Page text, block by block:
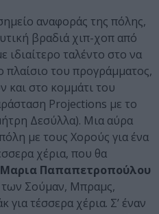
αναφοράς της πόλης,
βραδιά χιπ-χοπ από
ιδιαίτερο ταλέντο στο να
πλαίσιο του προγράμματος,
και στο κομμάτι του
Projections με το
Δεσύλλα). Μια αύρα
με τους Χορούς για ένα
χέρια, που θα
Μαρια Παπαπετροπούλου
των Σούμαν, Μπραμς,
τέσσερα χέρια. Σ’ έναν